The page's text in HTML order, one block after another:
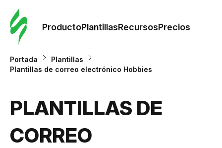
ProductoPlantillasRecursosPrecios
Portada
Plantillas
Plantillas de correo electrónico Hobbies
PLANTILLAS DE
CORREO